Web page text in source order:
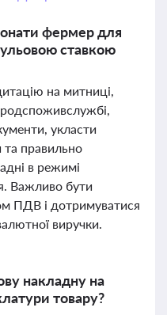
фермер для
ставкою
на митниці,
укласти
та правильно
в режимі
Важливо бути
ПДВ і дотримуватися
виручки.
накладну на
товару?